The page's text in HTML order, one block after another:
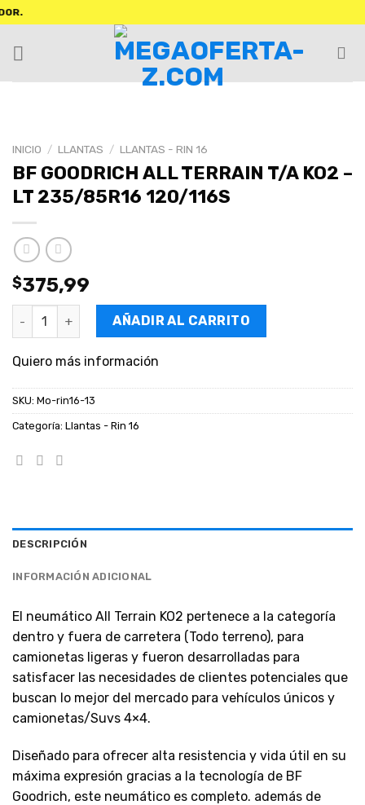
INICIO / LLANTAS / LLANTAS - RIN 16
BF GOODRICH ALL TERRAIN T/A KO2 –
LT 235/85R16 120/116S
$375,99
AÑADIR AL CARRITO
Quiero más información
SKU: Mo-rin16-13
Categoría: Llantas - Rin 16
DESCRIPCIÓN
INFORMACIÓN ADICIONAL
El neumático All Terrain KO2 pertenece a la categoría
dentro y fuera de carretera (Todo terreno), para
camionetas ligeras y fueron desarrolladas para
satisfacer las necesidades de clientes potenciales que
buscan lo mejor del mercado para vehículos únicos y
camionetas/Suvs 4×4.
Diseñado para ofrecer alta resistencia y vida útil en su
máxima expresión gracias a la tecnología de BF
Goodrich, este neumático es completo. además de